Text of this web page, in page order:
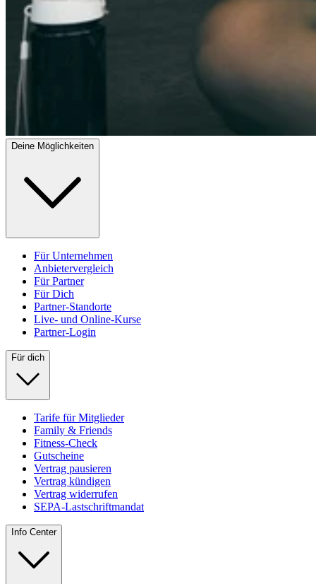
Deine Möglichkeiten
Für Unternehmen
Anbietervergleich
Für Partner
Für Dich
Partner-Standorte
Live- und Online-Kurse
Partner-Login
Für dich
Tarife für Mitglieder
Family & Friends
Fitness-Check
Gutscheine
Vertrag pausieren
Vertrag kündigen
Vertrag widerrufen
SEPA-Lastschriftmandat
Info Center